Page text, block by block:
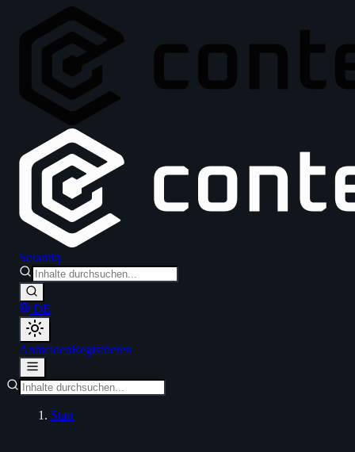
Solantiq
DE
AnmeldenRegistrieren
Start